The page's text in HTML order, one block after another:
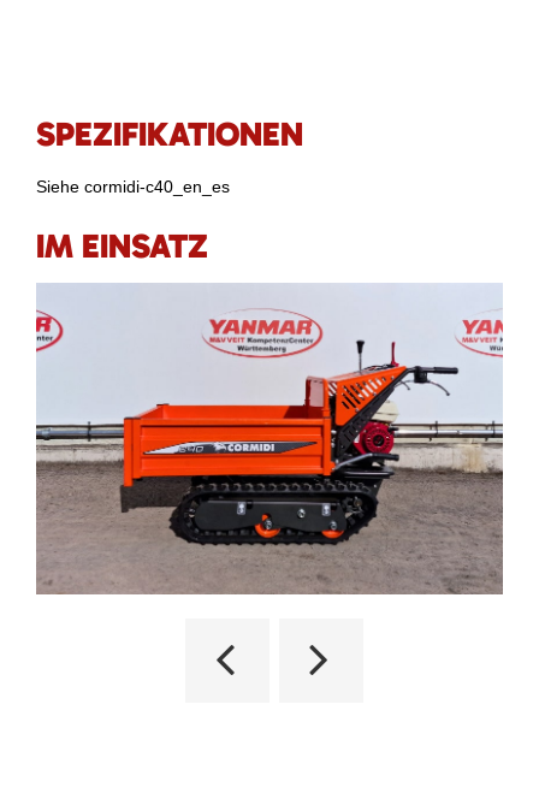
SPEZIFIKATIONEN
Siehe cormidi-c40_en_es
IM EINSATZ